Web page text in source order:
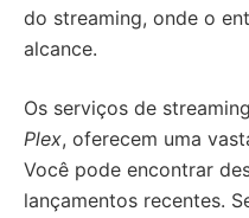
do streaming, onde o
alcance.
Os serviços de
Plex, oferecem uma
Você pode encontrar
lançamentos recentes.